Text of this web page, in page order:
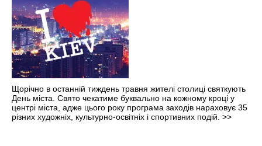
Щорічно в останній тиждень травня жителі столиці святкують
День міста. Свято чекатиме буквально на кожному кроці y
центрі міста, адже цього року програма заходів нараховує 35
різних художніх, культурно-освітніх і спортивних подій. >>